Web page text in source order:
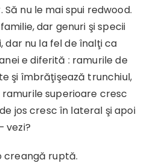
nu le mai spui redwood.
dar genuri şi specii
dar nu la fel de înalţi ca
e diferită : ramurile de
şi îmbrăţişează trunchiul,
superioare cresc
jos cresc în lateral şi apoi
vezi?
creangă ruptă.